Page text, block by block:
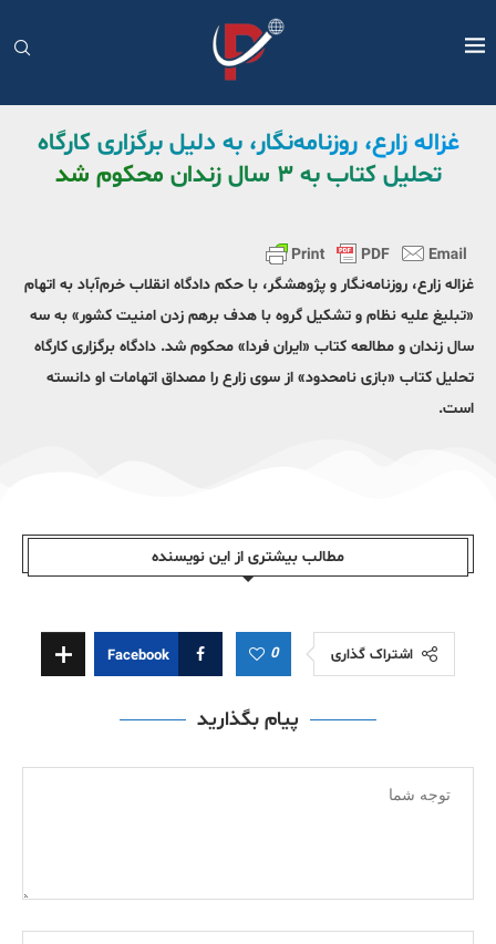
غزاله زارع،⁩ روزنامه‌نگار، به دلیل برگزاری کارگاه
تحلیل کتاب به ۳ سال زندان محکوم شد
غزاله زارع،⁩ روزنامه‌نگار و پژوهشگر، با حکم دادگاه انقلاب خرم‌آباد به اتهام
«تبلیغ علیه نظام و تشکیل گروه با هدف برهم زدن امنیت کشور» به سه
سال زندان و مطالعه کتاب «ایران فردا» محکوم شد. دادگاه برگزاری کارگاه
تحلیل کتاب «بازی نامحدود» از سوی زارع را مصداق اتهامات او دانسته
است.
مطالب بیشتری از این نویسندە
اشتراک گذاری 0
Facebook
پیام بگذارید